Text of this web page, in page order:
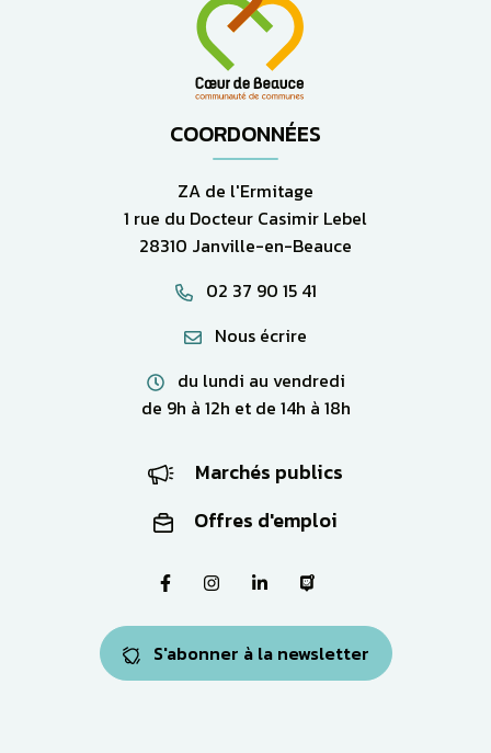
COORDONNÉES
ZA de l'Ermitage
1 rue du Docteur Casimir Lebel
28310 Janville-en-Beauce
02 37 90 15 41
Nous écrire
du lundi au vendredi
de 9h à 12h et de 14h à 18h
Marchés publics
Offres d'emploi
Lien vers le compte Facebook
Lien vers le compte Instagram
Lien vers le compte
Lien vers la page
S'abonner à la newsletter